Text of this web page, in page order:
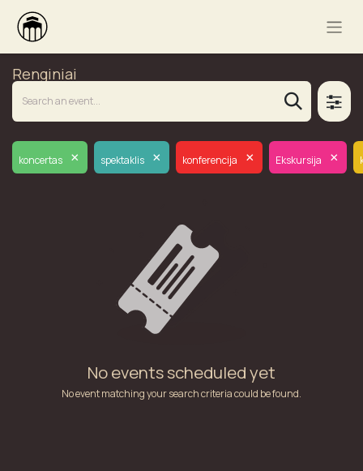
Renginiai
koncertas × spektaklis × konferencija × Ekskursija ×
No events scheduled yet
No event matching your search criteria could be found.